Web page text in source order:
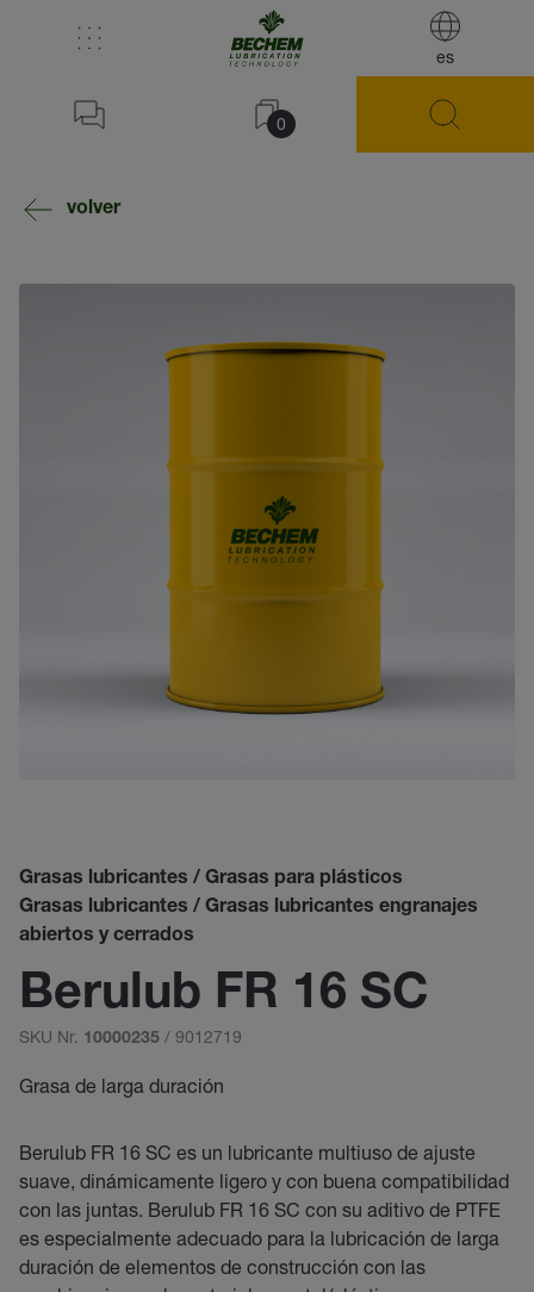
es
0
volver
Grasas lubricantes / Grasas para plásticos
Grasas lubricantes / Grasas lubricantes engranajes
abiertos y cerrados
Berulub FR 16 SC
SKU Nr. 10000235 / 9012719
Grasa de larga duración
Berulub FR 16 SC es un lubricante multiuso de ajuste
suave, dinámicamente ligero y con buena compatibilidad
con las juntas. Berulub FR 16 SC con su aditivo de PTFE
es especialmente adecuado para la lubricación de larga
duración de elementos de construcción con las